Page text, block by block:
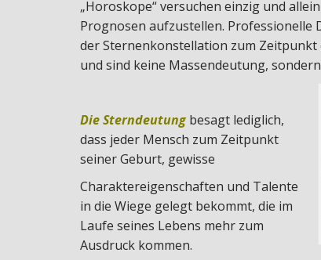
„Horoskope“ versuchen einzig und
Prognosen aufzustellen. Professionelle
der Sternenkonstellation zum Zeitpunkt
und sind keine Massendeutung,
Die Sterndeutungbesagt lediglich,
dass jeder Mensch zum Zeitpunkt
seiner Geburt, gewisse
Charaktereigenschaften und Talente
in die Wiege gelegt bekommt, die im
Laufe seines Lebens mehr zum
Ausdruck kommen.